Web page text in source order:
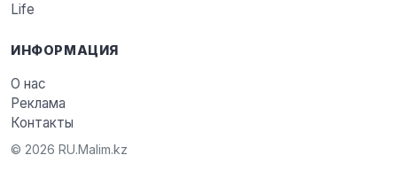
Life
ИНФОРМАЦИЯ
О нас
Реклама
Контакты
© 2026 RU.Malim.kz